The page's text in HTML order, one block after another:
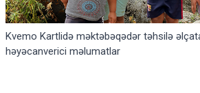
Kvemo Kartlidə məktəbəqədər təhsilə
həyəcanverici məlumatlar